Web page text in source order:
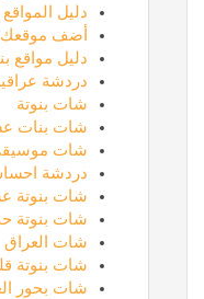
دليل المواقع
أضف موقعك
دليل مواقع
دردشة
شات بنوتة
شات بنات
شات
دردشة
شات بنوتة
شات بنوتة
شات العراق
شات بنوتة
شات بحور